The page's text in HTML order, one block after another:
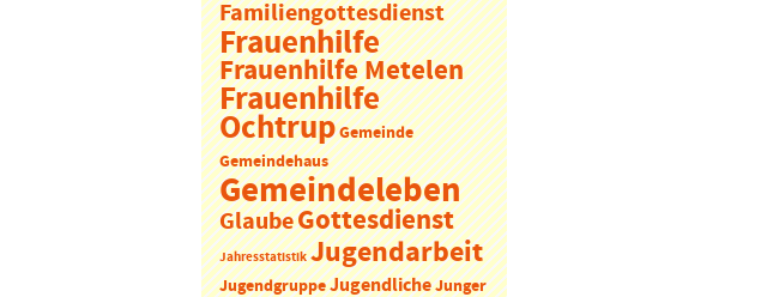
Familiengottesdienst
Frauenhilfe
Frauenhilfe Metelen
Frauenhilfe
Ochtrup Gemeinde
Gemeindehaus
Gemeindeleben
GlaubeGottesdienst
Jahresstatistik Jugendarbeit
Jugendgruppe Jugendliche Junger